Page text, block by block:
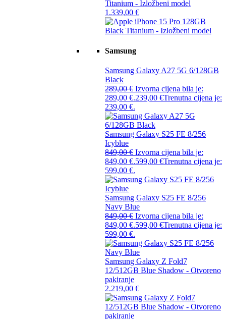
Titanium - Izložbeni model
1.339,00 €
Samsung
Samsung Galaxy A27 5G 6/128GB
Black
289,00€ Izvorna cijena bila je:
289,00 €.239,00 €Trenutna cijena je:
239,00 €.
Samsung Galaxy S25 FE 8/256
Icyblue
849,00€ Izvorna cijena bila je:
849,00 €.599,00 €Trenutna cijena je:
599,00 €.
Samsung Galaxy S25 FE 8/256
Navy Blue
849,00€ Izvorna cijena bila je:
849,00 €.599,00 €Trenutna cijena je:
599,00 €.
Samsung Galaxy Z Fold7
12/512GB Blue Shadow - Otvoreno
pakiranje
2.219,00 €